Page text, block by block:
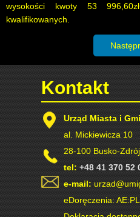
wysokości kwoty 53
kwalifikowanych.
Kontakt
Urząd Miasta i
al. Mickiewicza 10
28-100 Busko-Zdrój
tel: +48 41 370 52
e-mail:
eDoręczenia: